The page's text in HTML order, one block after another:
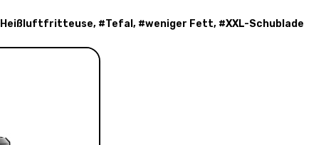
Heißluftfritteuse, #Tefal , #weniger Fett, #XXL-Schublade